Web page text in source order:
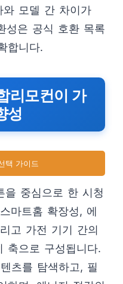
와 모델 간 차이가
성은 공식 호환 목록
합니다.
리모컨이 가
성
택 가이드
을 중심으로 한 시청
마트홈 확장성, 에
고 가전 기기 간의
축으로 구성됩니다.
츠를 탐색하고, 필